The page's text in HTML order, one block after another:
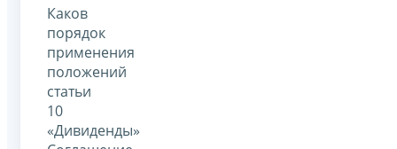
Каков
порядок
применения
положений
статьи
10
«Дивиденды»